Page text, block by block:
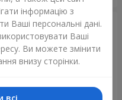
інформацію з
Ваші персональні дані.
Ваші
Ви можете змінити
внизу сторінки.